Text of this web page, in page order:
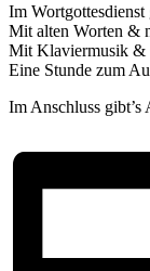
Im Wortgottesdienst
Mit alten Worten &
Mit Klaviermusik &
Eine Stunde zum
Im Anschluss